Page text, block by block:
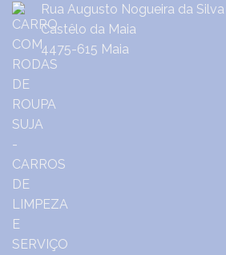
Rua Augusto Nogueira da Silva
Castêlo da Maia
4475-615 Maia